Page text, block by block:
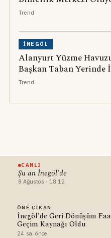
Trend
İNEGÖL
Alanyurt Yüzme
Başkan Taban Yerinde
Trend
CANLI
Şu an İnegöl'de
8 Ağustos · 18:12
ÖNE ÇIKAN
İnegöl'de Geri Dönüşüm
Geçim Kaynağı Oldu
24 sa. önce